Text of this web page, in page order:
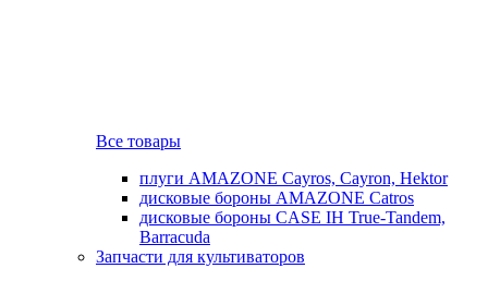
Все товары
плуги AMAZONE Cayros, Cayron, Hektor
дисковые бороны AMAZONE Catros
дисковые бороны CASE IH True-Tandem,
Barracuda
Запчасти для культиваторов